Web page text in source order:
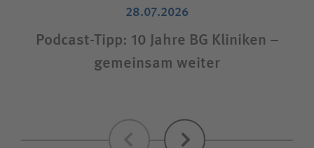
28.07.2026
Podcast-Tipp: 10 Jahre BG Kliniken –
gemeinsam weiter
Zurück Weiter